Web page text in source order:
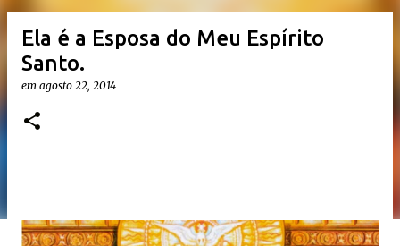
Ela é a Esposa do Meu Espírito
Santo.
em agosto 22, 2014